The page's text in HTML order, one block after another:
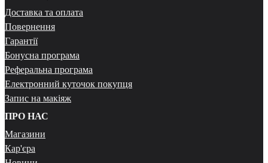
Доставка та оплата
Повернення
Гарантії
Бонусна програма
Реферальна програма
Електронний куточок покупця
Запис на макіяж
ПРО НАС
Магазини
Кар'єра